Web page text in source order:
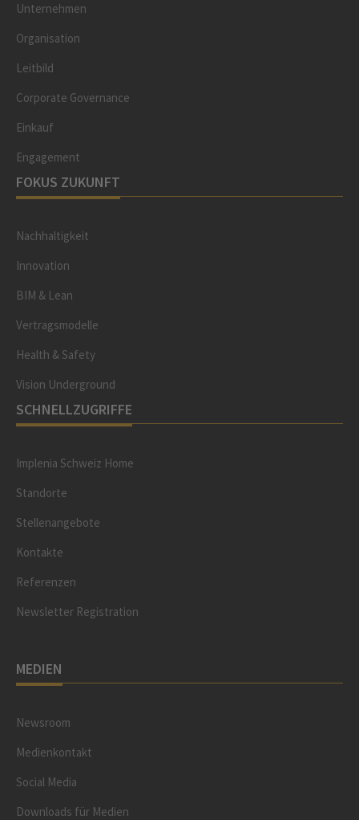
Unternehmen
Organisation
Leitbild
Corporate Governance
Einkauf
Engagement
FOKUS ZUKUNFT
Nachhaltigkeit
Innovation
BIM & Lean
Vertragsmodelle
Health & Safety
Vision Underground
SCHNELLZUGRIFFE
Implenia Schweiz Home
Standorte
Stellenangebote
Kontakte
Referenzen
Newsletter Registration
MEDIEN
Newsroom
Medienkontakt
Social Media
Downloads für Medien